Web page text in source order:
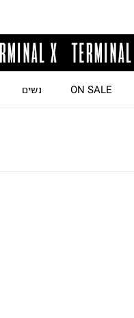
ON SALE נשים